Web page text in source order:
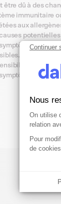
être dû à des
immunitaire
aux
causes
Nous
et
Continuer
Nous
On utilise
relation
Pour
de